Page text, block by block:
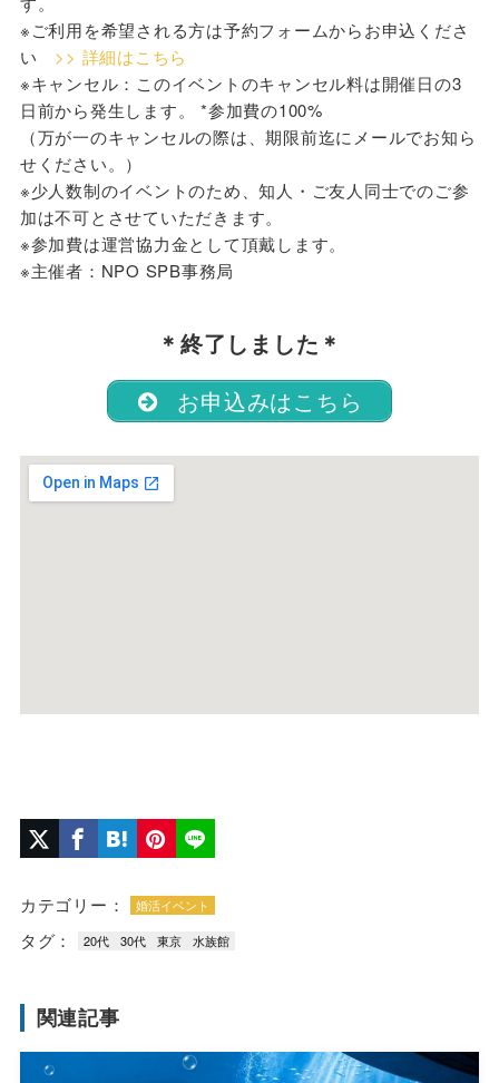
※ご利用を希望される方は予約フォームからお申込くださ
い >> 詳細はこちら
※キャンセル：このイベントのキャンセル料は開催日の3
日前から発生します。 *参加費の100%
（万が一のキャンセルの際は、期限前迄にメールでお知ら
せください。）
※少人数制のイベントのため、知人・ご友人同士でのご参
加は不可とさせていただきます。
※参加費は運営協力金として頂戴します。
※主催者：NPO SPB事務局
＊終了しました＊
お申込みはこちら
カテゴリー： 婚活イベント
タグ： 20代 30代 東京 水族館
関連記事